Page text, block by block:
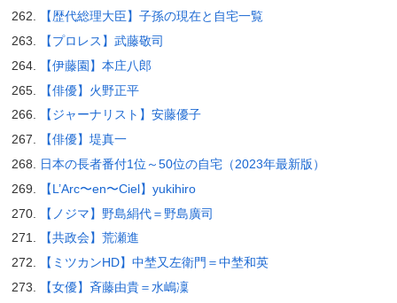
【歴代総理大臣】子孫の現在と自宅一覧
【プロレス】武藤敬司
【伊藤園】本庄八郎
【俳優】火野正平
【ジャーナリスト】安藤優子
【俳優】堤真一
日本の長者番付1位～50位の自宅（2023年最新版）
【L’Arc〜en〜Ciel】yukihiro
【ノジマ】野島絹代＝野島廣司
【共政会】荒瀬進
【ミツカンHD】中埜又左衛門＝中埜和英
【女優】斉藤由貴＝水嶋凜